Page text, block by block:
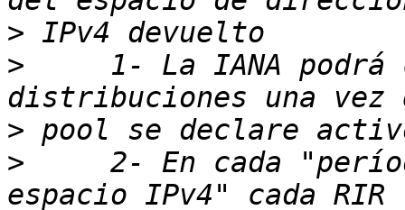
>
>
1- La IANA podrá
>
>
2- En cada